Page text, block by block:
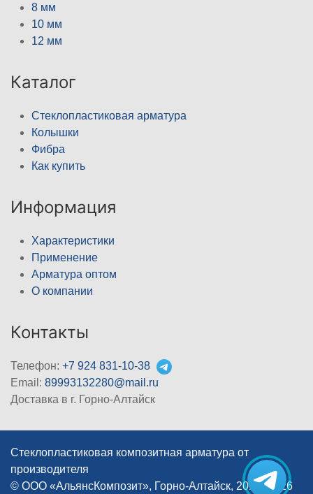
8 мм
10 мм
12 мм
Каталог
Стеклопластиковая арматура
Колышки
Фибра
Как купить
Информация
Характеристики
Применение
Арматура оптом
О компании
Контакты
Телефон: +7 924 831-10-38
Email: 89993132280@mail.ru
Доставка в г. Горно-Алтайск
Стеклопластиковая композитная арматура от
производителя
© ООО «АльянсКомпозит», Горно-Алтайск, 2012–2026